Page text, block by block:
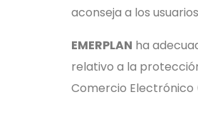
aconseja a los
EMERPLAN ha
relativo a la
Comercio Electrónico